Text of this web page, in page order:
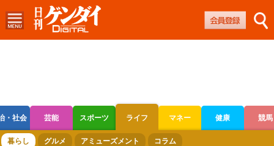
・社会 芸能 スポーツ ライフ マネー 健康 競馬
ボートレース 競輪 オートレース
暮らし グルメ アミューズメント コラム